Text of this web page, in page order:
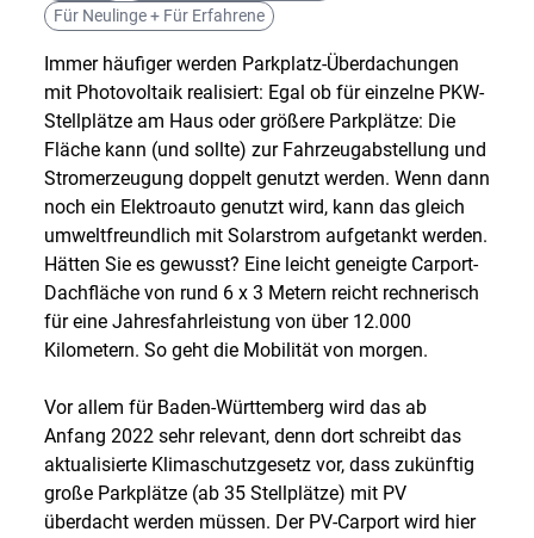
Für Neulinge + Für Erfahrene
Immer häufiger werden Parkplatz-Überdachungen
mit Photovoltaik realisiert: Egal ob für einzelne PKW-
Stellplätze am Haus oder größere Parkplätze: Die
Fläche kann (und sollte) zur Fahrzeugabstellung und
Stromerzeugung doppelt genutzt werden. Wenn dann
noch ein Elektroauto genutzt wird, kann das gleich
umweltfreundlich mit Solarstrom aufgetankt werden.
Hätten Sie es gewusst? Eine leicht geneigte Carport-
Dachfläche von rund 6 x 3 Metern reicht rechnerisch
für eine Jahresfahrleistung von über 12.000
Kilometern. So geht die Mobilität von morgen.
Vor allem für Baden-Württemberg wird das ab
Anfang 2022 sehr relevant, denn dort schreibt das
aktualisierte Klimaschutzgesetz vor, dass zukünftig
große Parkplätze (ab 35 Stellplätze) mit PV
überdacht werden müssen. Der PV-Carport wird hier